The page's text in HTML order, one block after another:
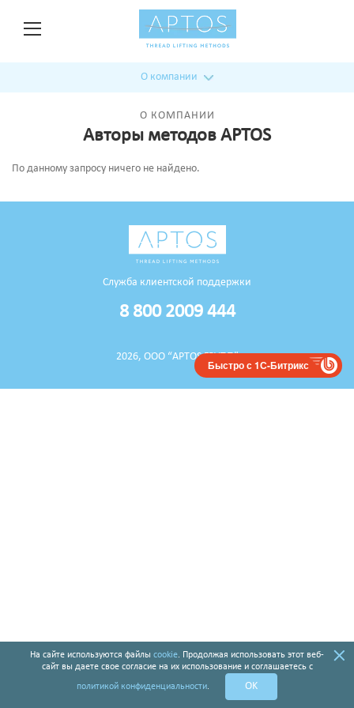
О компании
О КОМПАНИИ
Авторы методов APTOS
По данному запросу ничего не найдено.
Служба клиентской поддержки
8 800 2009 444
2026, ООО “APTOS ГРУПП”
На сайте используются файлы cookie. Продолжая использовать этот веб-
сайт вы даете свое согласие на их использование и соглашаетесь с
политикой конфиденциальности. OK
Быстро с 1С-Битрикс